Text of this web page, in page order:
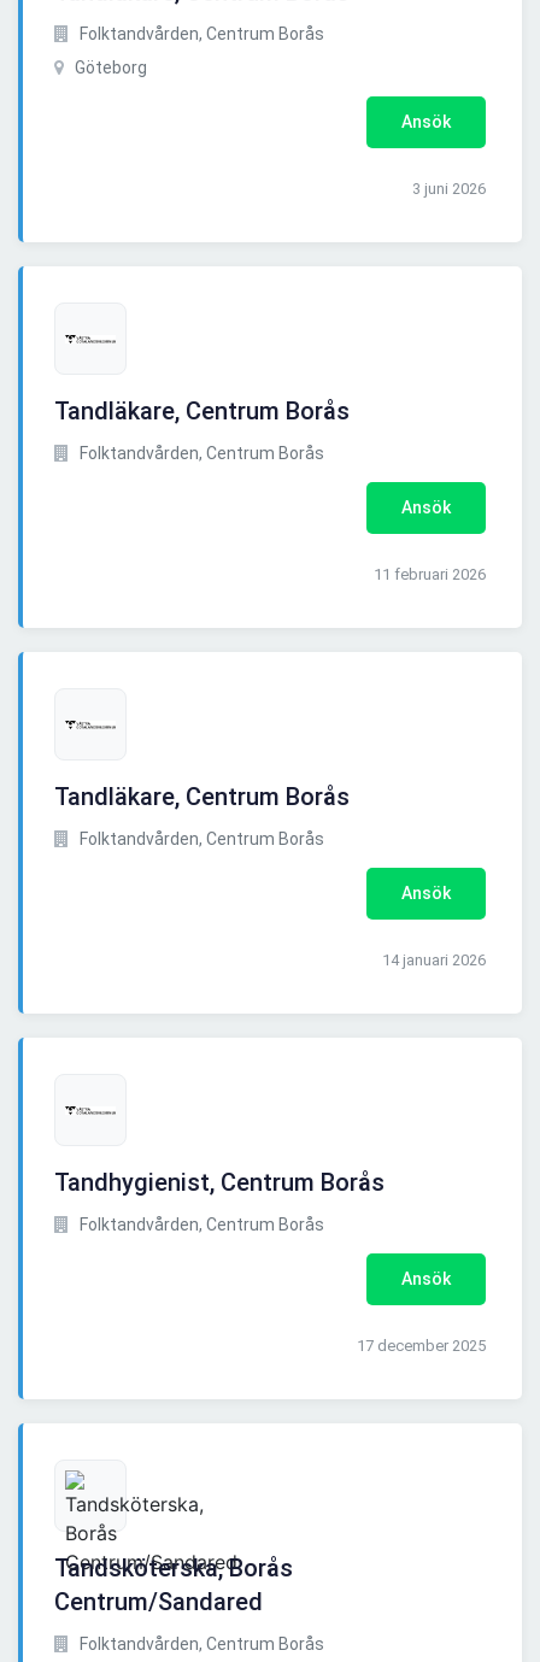
Folktandvården, Centrum Borås
Göteborg
Ansök
3 juni 2026
Tandläkare, Centrum Borås
Folktandvården, Centrum Borås
Ansök
11 februari 2026
Tandläkare, Centrum Borås
Folktandvården, Centrum Borås
Ansök
14 januari 2026
Tandhygienist, Centrum Borås
Folktandvården, Centrum Borås
Ansök
17 december 2025
Tandsköterska, Borås
Centrum/Sandared
Folktandvården, Centrum Borås